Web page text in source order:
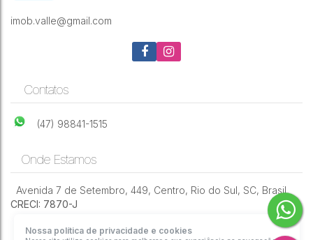
Nossa política de privacidade e cookies
imob.valle@gmail.com
Contatos
(47) 98841-1515
Onde Estamos
Avenida 7 de Setembro, 449, Centro, Rio do Sul, SC, Brasil
CRECI: 7870-J